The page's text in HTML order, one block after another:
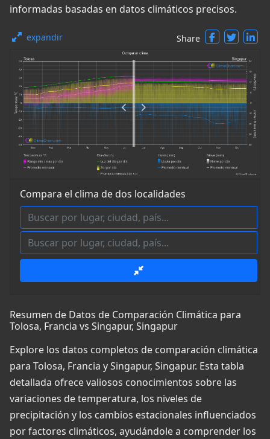
informadas basadas en datos climáticos precisos.
expandir Share
Compara el clima de dos localidades
Resumen de Datos de Comparación Climática para
Tolosa, Francia vs Singapur, Singapur
Explore los datos completos de comparación climática
para Tolosa, Francia y Singapur, Singapur. Esta tabla
detallada ofrece valiosos conocimientos sobre las
variaciones de temperatura, los niveles de
precipitación y los cambios estacionales influenciados
por factores climáticos, ayudándole a comprender los